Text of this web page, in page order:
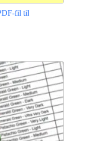
fil til